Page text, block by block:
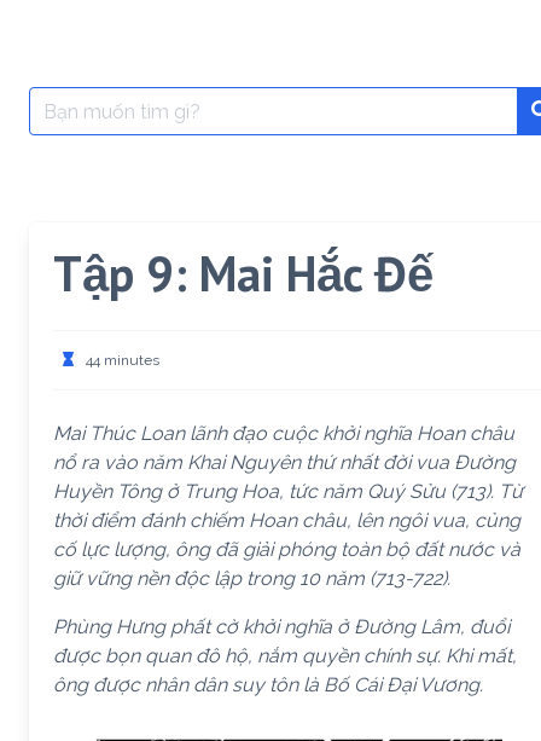
Search
for:
Tập 9: Mai Hắc Đế
44 minutes
Mai Thúc Loan lãnh đạo cuộc khởi nghĩa Hoan châu
nổ ra vào năm Khai Nguyên thứ nhất đời vua Đường
Huyền Tông ở Trung Hoa, tức năm Quý Sửu (713). Từ
thời điểm đánh chiếm Hoan châu, lên ngôi vua, củng
cố lực lượng, ông đã giải phóng toàn bộ đất nước và
giữ vững nền độc lập trong 10 năm (713-722).
Phùng Hưng phất cờ khởi nghĩa ở Đường Lâm, đuổi
được bọn quan đô hộ, nắm quyền chính sự. Khi mất,
ông được nhân dân suy tôn là Bố Cái Đại Vương.